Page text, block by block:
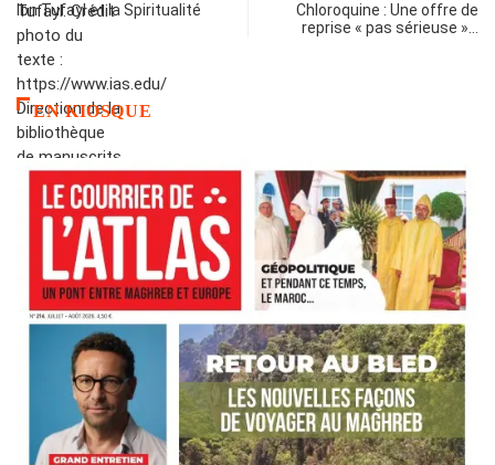
Ibn Tufayl et la Spiritualité
Chloroquine : Une offre de
reprise « pas sérieuse »…
EN KIOSQUE